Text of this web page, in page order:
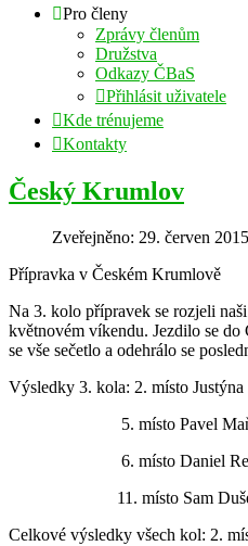
Pro členy
Zprávy členům
Družstva
Odkazy ČBaS
Přihlásit uživatele
Kde trénujeme
Kontakty
Český Krumlov
Zveřejněno: 29. červen 2015
Přípravka v Českém Krumlově
Na 3. kolo přípravek se rozjeli
květnovém víkendu. Jezdilo se
se vše sečetlo a odehrálo se
Výsledky 3. kola: 2. místo
5. místo Pavel
6. místo Daniel
11. místo Sam
Celkové výsledky všech kol: 2.